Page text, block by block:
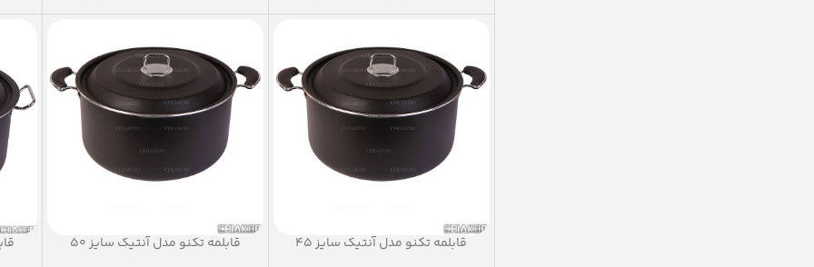
‫قابلمه تکنو مدل آنتیک سایز ۴۵‬‏ ‫قابلمه تکنو مدل آنتیک سایز ۵۰‬‏